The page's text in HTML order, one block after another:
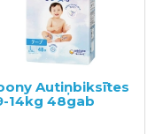
Autiņbiksītes
14kg 48gab